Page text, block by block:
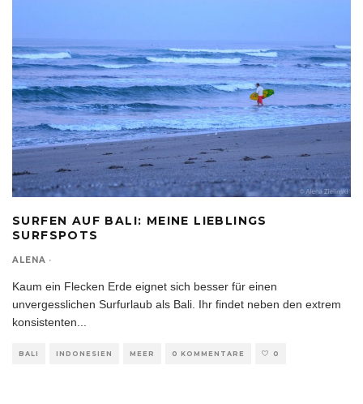
SURFEN AUF BALI: MEINE LIEBLINGS
SURFSPOTS
ALENA ·
Kaum ein Flecken Erde eignet sich besser für einen
unvergesslichen Surfurlaub als Bali. Ihr findet neben den extrem
konsistenten
BALI INDONESIEN MEER 0 KOMMENTARE 0